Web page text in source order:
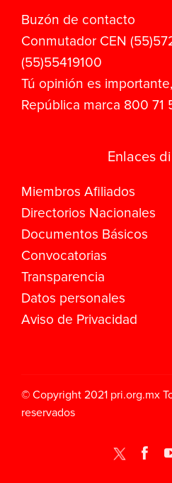
Buzón de contacto
Conmutador CEN
(55)55419100
Tú opinión es
República marca 800 71
Enlaces
Miembros Afiliados
Directorios Nacionales
Documentos Básicos
Convocatorias
Transparencia
Datos personales
Aviso de Privacidad
© Copyright 2021 pri.org.mx
reservados